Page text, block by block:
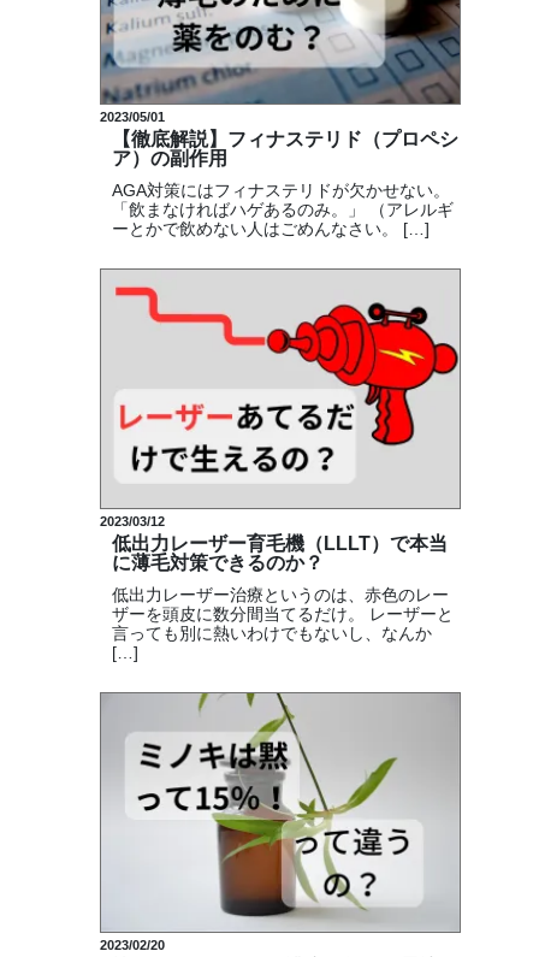
2023/05/01
【徹底解説】フィナステリド（プロペシ
ア）の副作用
AGA対策にはフィナステリドが欠かせない。
「飲まなければハゲあるのみ。」 （アレルギ
ーとかで飲めない人はごめんなさい。 […]
2023/03/12
低出力レーザー育毛機（LLLT）で本当
に薄毛対策できるのか？
低出力レーザー治療というのは、赤色のレー
ザーを頭皮に数分間当てるだけ。 レーザーと
言っても別に熱いわけでもないし、なんか
[…]
2023/02/20